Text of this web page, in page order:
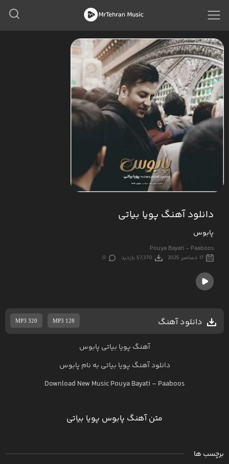
دانلود آهنگ پویا بیاتی
پابوس
Pouya Bayati - Paaboos
17 دسامبر 2025 57,370 بازدید 0
دانلود آهنگ MP3 320 MP3 128
آهنگ پویا بیاتی پابوس
دانلود آهنگ پویا بیاتی به نام پابوس
Download New MusicPouya Bayati – Paaboos
متن آهنگ پابوس پویا بیاتی
برچسب ها